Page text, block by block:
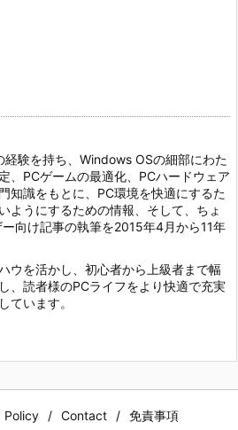
験を持ち、Windows OSの細部にわた
、PCゲームの最適化、PCハードウェア
知識をもとに、PC環境を快適にするた
ようにするための情報、そして、ちょ
向け記事の執筆を2015年4月から11年
ウを活かし、初心者から上級者まで幅
、読者様のPCライフをより快適で充実
ています。
Policy Contact 免責事項